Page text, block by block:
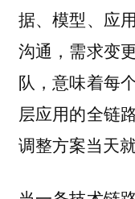
据、模型、应
沟通，需求变
队，意味着每
层应用的全链
调整方案当天